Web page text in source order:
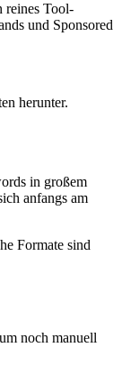
reines Tool-
und Sponsored
herunter.
in großem
anfangs am
Formate sind
noch manuell